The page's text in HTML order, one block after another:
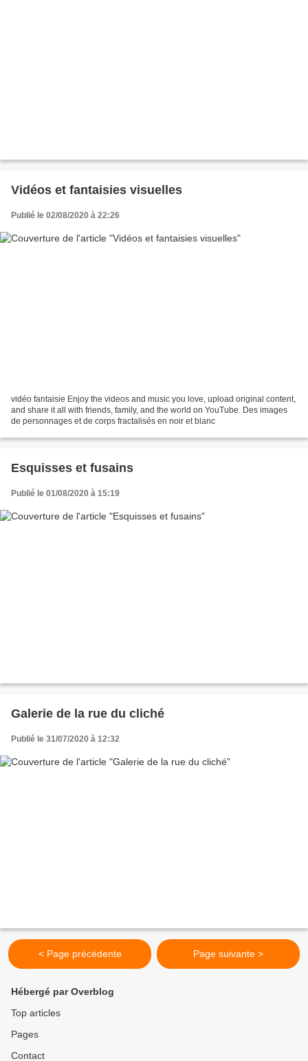
Vidéos et fantaisies visuelles
Publié le 02/08/2020 à 22:26
vidéo fantaisie Enjoy the videos and music you love, upload original content,
and share it all with friends, family, and the world on YouTube. Des images
de personnages et de corps fractalisés en noir et blanc
Esquisses et fusains
Publié le 01/08/2020 à 15:19
Galerie de la rue du cliché
Publié le 31/07/2020 à 12:32
< Page précédente Page suivante >
Hébergé par Overblog
Top articles
Pages
Contact